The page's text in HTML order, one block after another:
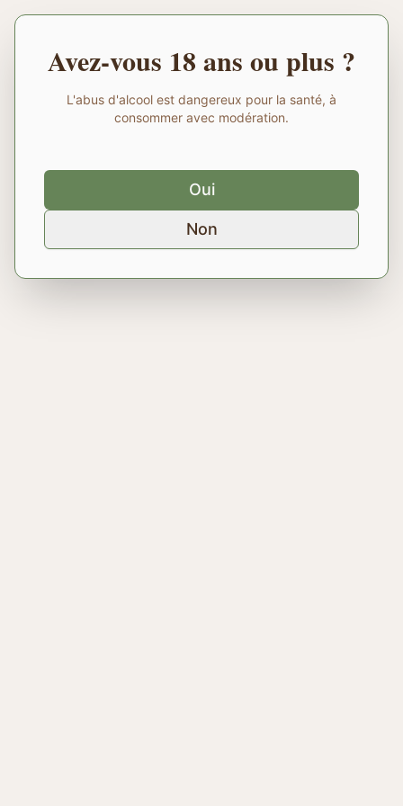
Avez-vous 18 ans ou plus ?
L'abus d'alcool est dangereux pour la santé, à
consommer avec modération.
Oui
Non